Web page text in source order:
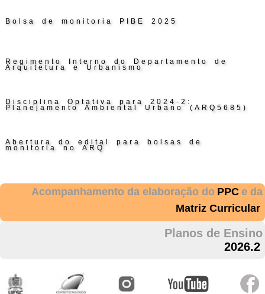
Bolsa de monitoria PIBE 2025
Regimento Interno do Departamento de
Arquitetura e Urbanismo
Disciplina Optativa para 2024-2:
Planejamento Ambiental Urbano (ARQ5685)
Abertura do edital para bolsas de
monitoria no ARQ
Acompanhamento da elaboração do PPC e da
Matriz Curricular
Planos de Ensino
2026.2